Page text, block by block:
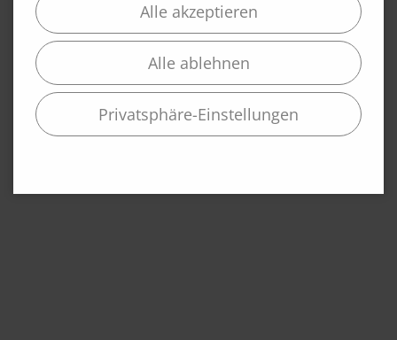
Alle akzeptieren
Alle ablehnen
Privatsphäre-Einstellungen